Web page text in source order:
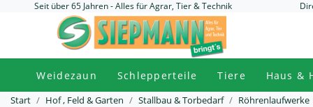
Seit über 65 Jahren - Alles für Agrar, Tier & Technik
Weidezaun Schlepperteile Tiere Haus &
Start Hof , Feld & Garten Stallbau & Torbedarf Röhrenlaufwerke